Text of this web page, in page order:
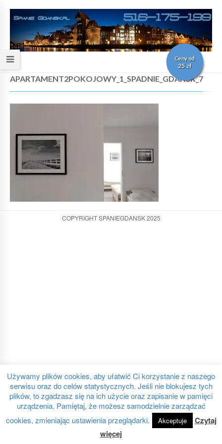
Ceny od
25 zł
APARTAMENT2POKOJOWY_1_SPADNIE_GDANSK_7
COPYRIGHT SPANIEGDANSK 2025
Używamy plików cookies, aby ułatwić Ci korzystanie z naszego
serwisu oraz do celów statystycznych. Jeśli nie blokujesz tych
plików, to zgadzasz się na ich użycie oraz zapisanie w pamięci
urządzenia. Pamiętaj, że możesz samodzielnie zarządzać
cookies, zmieniając ustawienia przeglądarki.
Akceptuje
Czytaj
więcej